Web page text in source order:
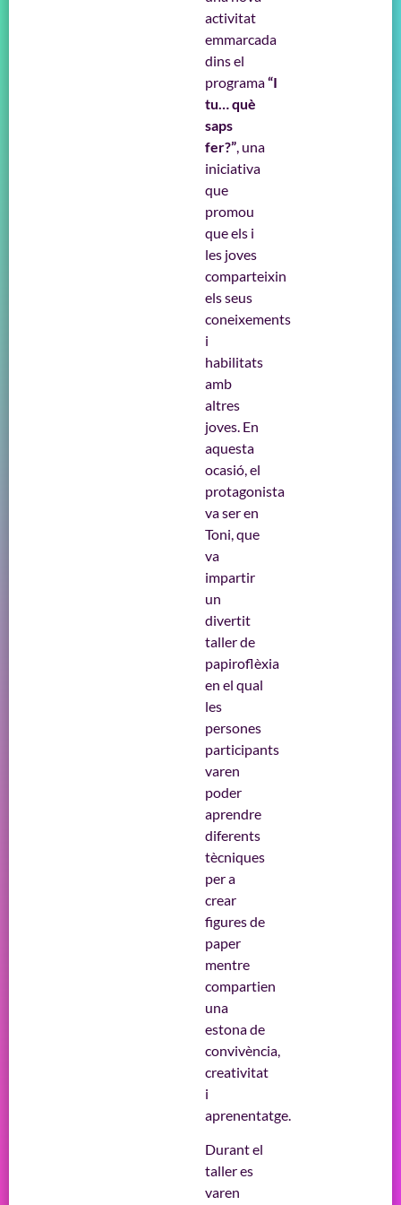
activitat
emmarcada
dins el
programa“I
tu… què
saps
fer?”, una
iniciativa
que
promou
que els i
les joves
comparteixin
els seus
coneixements
i
habilitats
amb
altres
joves. En
aquesta
ocasió, el
protagonista
va ser en
Toni, que
va
impartir
un
divertit
taller de
papiroflèxia
en el qual
les
persones
participants
varen
poder
aprendre
diferents
tècniques
per a
crear
figures de
paper
mentre
compartien
una
estona de
convivència,
creativitat
i
aprenentatge.
Durant el
taller es
varen